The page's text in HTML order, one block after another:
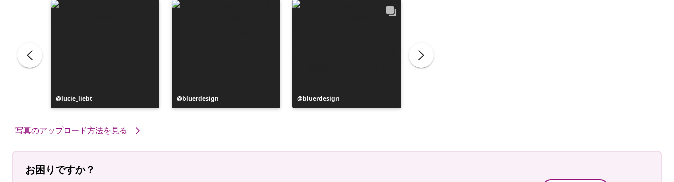
投
稿
lucie_liebt
投
稿
bluerdesign
投
稿
bluerdesign
写真のアップロード方法を見る
お困りですか？